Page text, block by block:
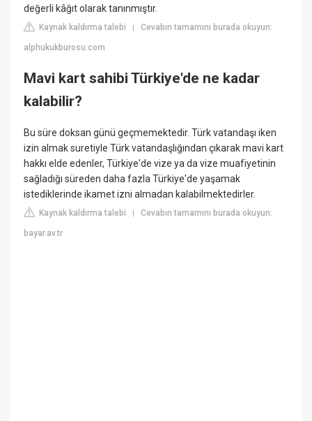
değerli kâğıt olarak tanınmıştır.
Kaynak kaldırma talebi |Cevabın tamamını burada okuyun:
alphukukburosu.com
Mavi kart sahibi Türkiye'de ne kadar
kalabilir?
Bu süre doksan günü geçmemektedir. Türk vatandaşı iken
izin almak suretiyle Türk vatandaşlığından çıkarak mavi kart
hakkı elde edenler, Türkiye'de vize ya da vize muafiyetinin
sağladığı süreden daha fazla Türkiye'de yaşamak
istediklerinde ikamet izni almadan kalabilmektedirler.
Kaynak kaldırma talebi |Cevabın tamamını burada okuyun:
bayar.av.tr